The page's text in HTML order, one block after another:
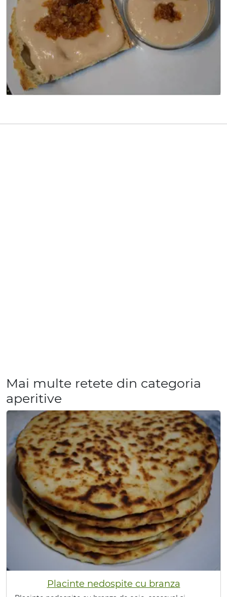
Mai multe retete din categoria
aperitive
Placinte nedospite cu branza